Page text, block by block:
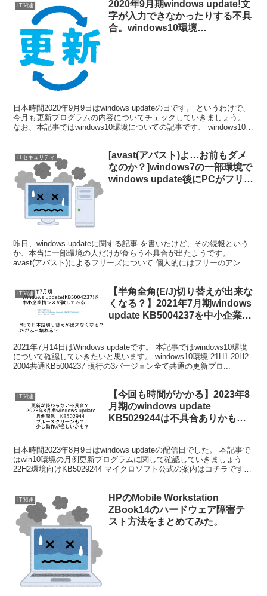
IT関連
2020年9月期windows update!文
字が入力できなかったりする不具
合。windows10環境
日本時間2020年9月9日はwindows updateの日です。 というわけで、
今月も更新プログラムの内容についてチェックしていきましょう。
なお、本記事ではwindows10環境についての記事です、 windows10
ITセキュリティ
[avast(アバスト)よ…お前もダメ
なのか？]windows7の一部環境で
windows update後にPCがフリー
昨日、windows updateに関する記事 を書いたけど、その続報という
か、本当に一部環境の人だけが食らう不具合が出たようです。
avast(アバスト)によるフリーズについて 個人的にはフリーのアンチ
IT関連
【半角全角(E/J)切り替えが出来な
くなる？】2021年7月期windows
update KB5004237を中小企業情
2021年7月14日はWindows updateです。 本記事ではwindows10環境
について確認していきたいと思います。 windows10環境 21H1 20H2
2004共通KB5004237 現行の3バージョン全て共通の更新プロ...
IT関連
【今回も時間がかかる】2023年8
月期のwindows update
KB5029244は不具合ありかも
日本時間2023年8月9日はwindows updateの配信日でした。 本記事で
はwin10環境の月例更新プログラムに関して確認していきましょう
22H2環境向けKB5029244 マイクロソフト公式の案内はコチラです。
IT関連
HPのMobile Workstation
ZBook14のハードウェア障害テ
スト方法をまとめてみた。